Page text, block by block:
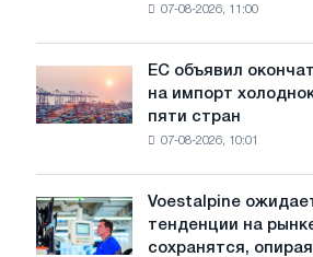
трамвайных
путей
Ярославля
07-08-2026, 11:00
объявил
окончательные
холоднокатаной
стали
ЕС объявил
на импорт
пяти стран
07-08-2026, 10:01
Voestalpine
ожидает,
что
Voestalpine
тенденции на
сохранятся,